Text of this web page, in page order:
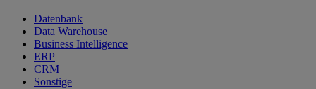
Datenbank
Data Warehouse
Business Intelligence
ERP
CRM
Sonstige